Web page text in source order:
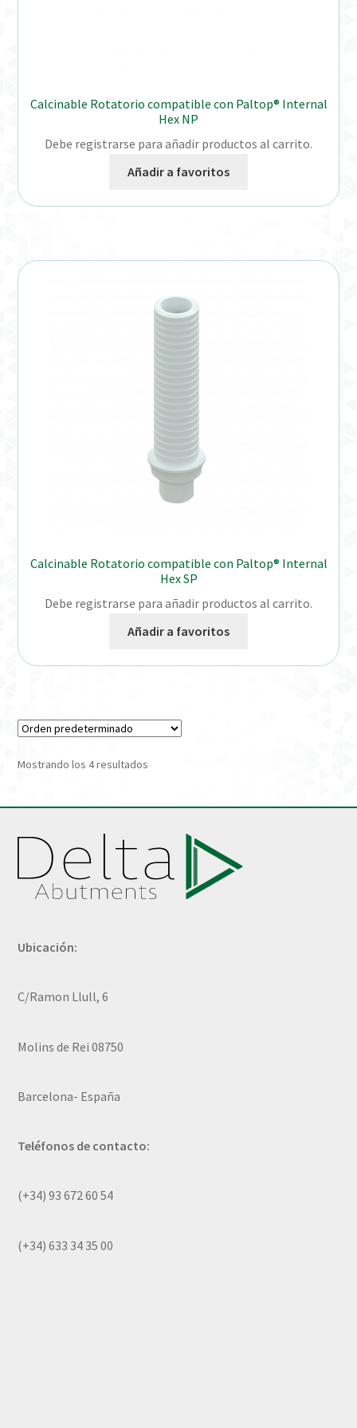
Calcinable Rotatorio compatible con Paltop® Internal
Hex NP
Debe registrarse para añadir productos al carrito.
Añadir a favoritos
Calcinable Rotatorio compatible con Paltop® Internal
Hex SP
Debe registrarse para añadir productos al carrito.
Añadir a favoritos
Mostrando los 4 resultados
Ubicación:
C/Ramon Llull, 6
Molins de Rei 08750
Barcelona- España
Teléfonos de contacto:
(+34) 93 672 60 54
(+34) 633 34 35 00